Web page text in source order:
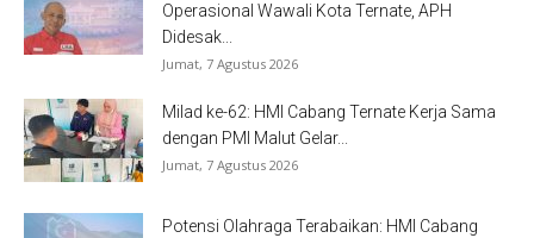
Operasional Wawali Kota Ternate, APH
Didesak...
Jumat, 7 Agustus 2026
Milad ke-62: HMI Cabang Ternate Kerja Sama
dengan PMI Malut Gelar...
Jumat, 7 Agustus 2026
Potensi Olahraga Terabaikan: HMI Cabang